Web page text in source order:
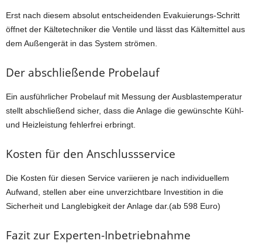
Erst nach diesem absolut entscheidenden Evakuierungs-Schritt
öffnet der Kältetechniker die Ventile und lässt das Kältemittel aus
dem Außengerät in das System strömen.
Der abschließende Probelauf
Ein ausführlicher Probelauf mit Messung der Ausblastemperatur
stellt abschließend sicher, dass die Anlage die gewünschte Kühl-
und Heizleistung fehlerfrei erbringt.
Kosten für den Anschlussservice
Die Kosten für diesen Service variieren je nach individuellem
Aufwand, stellen aber eine unverzichtbare Investition in die
Sicherheit und Langlebigkeit der Anlage dar.(ab 598 Euro)
Fazit zur Experten-Inbetriebnahme